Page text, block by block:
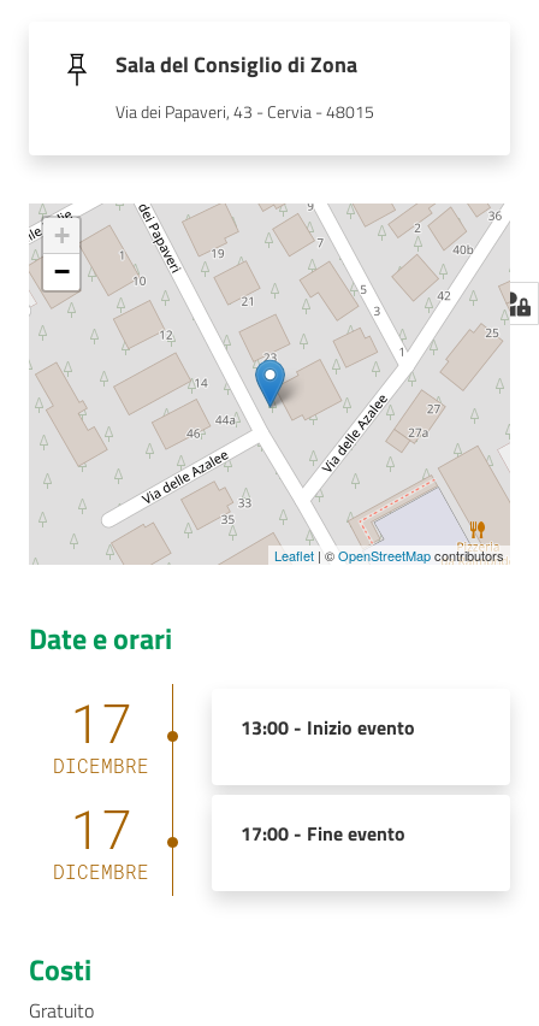
Sala del Consiglio di Zona
Via dei Papaveri, 43 - Cervia - 48015
+
−
Leaflet | ©OpenStreetMapcontributors
Date e orari
17
DICEMBRE
13:00 - Inizio evento
17
DICEMBRE
17:00 - Fine evento
Costi
Gratuito